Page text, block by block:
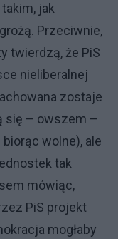
jak
Przeciwnie,
twierdzą, że PiS
nieliberalnej
zostaje
się – owszem –
wolne), ale
tak
mówiąc,
PiS projekt
mogłaby